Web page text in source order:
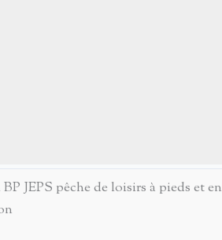
JEPS pêche de loisirs à pieds et en